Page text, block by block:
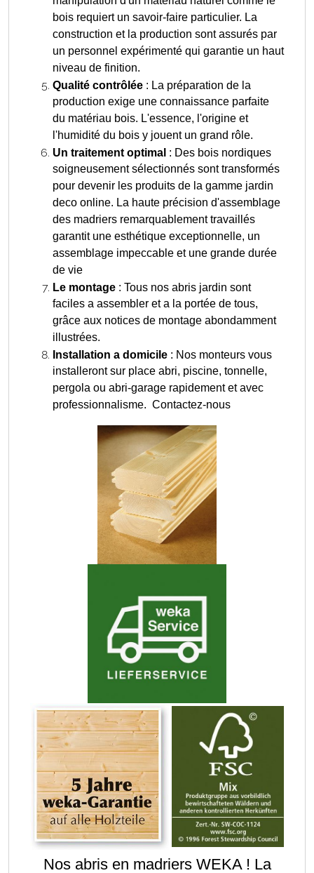
bois requiert un savoir-faire particulier. La
construction et la production sont assurés par
un personnel expérimenté qui garantie un haut
niveau de finition.
Qualité contrôlée : La préparation de la
production exige une connaissance parfaite
du matériau bois. L'essence, l'origine et
l'humidité du bois y jouent un grand rôle.
Un traitement optimal : Des bois nordiques
soigneusement sélectionnés sont transformés
pour devenir les produits de la gamme jardin
deco online. La haute précision d'assemblage
des madriers remarquablement travaillés
garantit une esthétique exceptionnelle, un
assemblage impeccable et une grande durée
de vie
Le montage : Tous nos abris jardin sont
faciles a assembler et a la portée de tous,
grâce aux notices de montage abondamment
illustrées.
Installation a domicile : Nos monteurs vous
installeront sur place abri, piscine, tonnelle,
pergola ou abri-garage rapidement et avec
professionnalisme. Contactez-nous
Nos abris en madriers WEKA ! La